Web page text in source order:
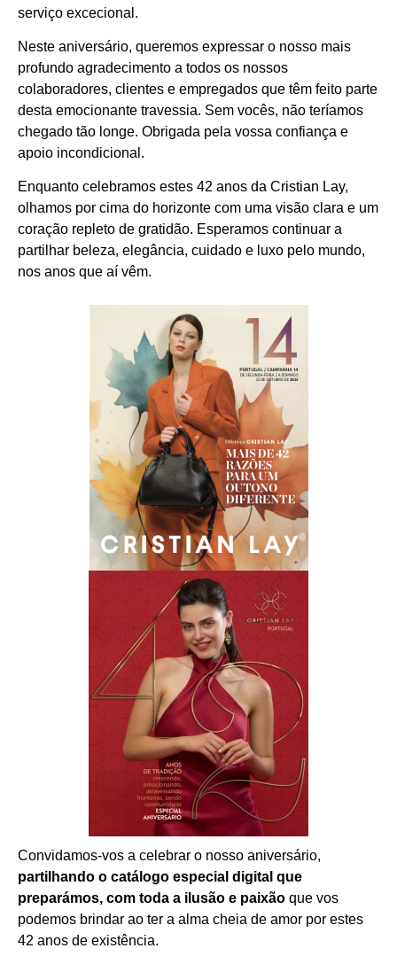
serviço excecional.
Neste aniversário, queremos expressar o nosso mais
profundo agradecimento a todos os nossos
colaboradores, clientes e empregados que têm feito parte
desta emocionante travessia. Sem vocês, não teríamos
chegado tão longe. Obrigada pela vossa confiança e
apoio incondicional.
Enquanto celebramos estes 42 anos da Cristian Lay,
olhamos por cima do horizonte com uma visão clara e um
coração repleto de gratidão. Esperamos continuar a
partilhar beleza, elegância, cuidado e luxo pelo mundo,
nos anos que aí vêm.
Convidamos-vos a celebrar o nosso aniversário,
partilhando o catálogo especial digital que
preparámos, com toda a ilusão e paixão que vos
podemos brindar ao ter a alma cheia de amor por estes
42 anos de existência.